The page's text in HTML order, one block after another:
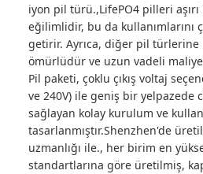
iyon pil türü.,LifePO4 pilleri aşırı
eğilimlidir, bu da kullanımlarını
getirir. Ayrıca, diğer pil türlerine
ömürlüdür ve uzun vadeli
Pil paketi, çoklu çıkış voltaj
ve 240V) ile geniş bir yelpazede
sağlayan kolay kurulum ve
tasarlanmıştır.Shenzhen'de
uzmanlığı ile., her birim en
standartlarına göre üretilmiş,